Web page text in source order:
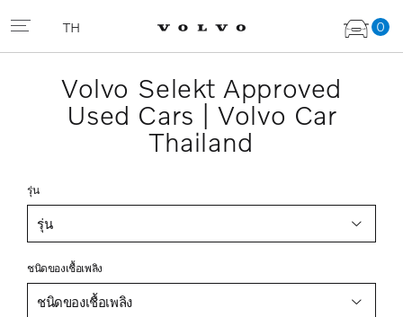
0
TH
Volvo Selekt Approved
Used Cars | Volvo Car
Thailand
รุ่น
รุ่น
ชนิดของเชื้อเพลิง
ชนิดของเชื้อเพลิง